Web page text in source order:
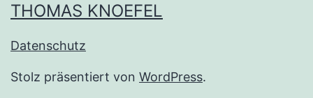
THOMAS KNOEFEL
Datenschutz
Stolz präsentiert von WordPress.